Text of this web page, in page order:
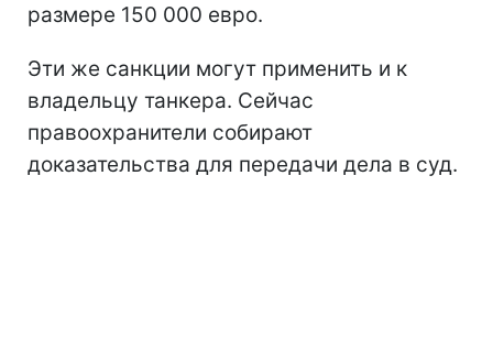
размере 150 000 евро.
Эти же санкции могут применить и к
владельцу танкера. Сейчас
правоохранители собирают
доказательства для передачи дела в суд.